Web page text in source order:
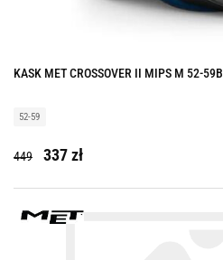
KASK MET CROSSOVER II MIPS M 52-59B
52-59
449 337 zł